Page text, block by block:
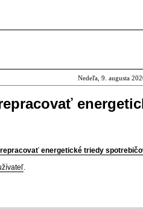
Nedeľa, 9. augusta
energetické triedy
.